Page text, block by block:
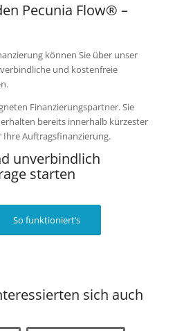
Pecunia Flow® –
können Sie über unser
und kostenfreie
Finanzierungspartner. Sie
bereits innerhalb kürzester
Ihre Auftragsfinanzierung.
unverbindlich
starten
So funktioniert’s
sich auch